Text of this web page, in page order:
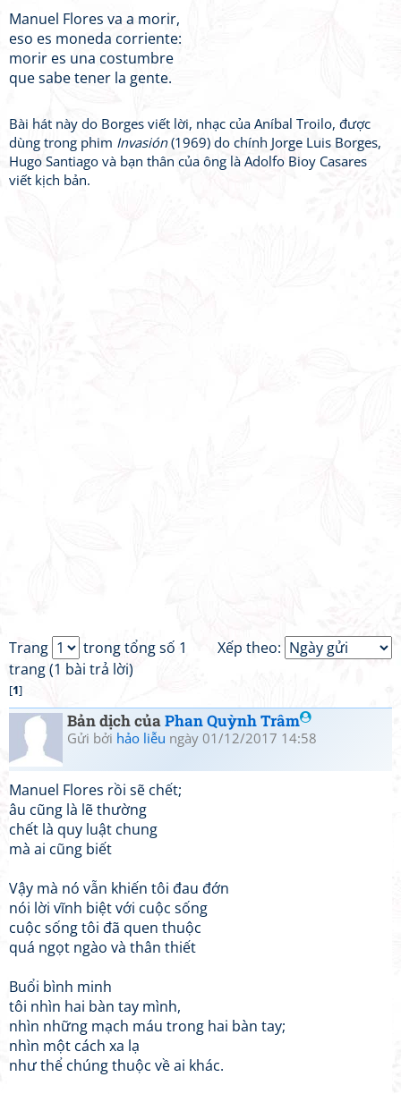
Manuel Flores va a morir,
eso es moneda corriente:
morir es una costumbre
que sabe tener la gente.
Bài hát này do Borges viết lời, nhạc của Aníbal Troilo, được
dùng trong phim Invasión(1969) do chính Jorge Luis Borges,
Hugo Santiago và bạn thân của ông là Adolfo Bioy Casares
viết kịch bản.
Xếp theo:
Trang
trong tổng số 1
trang (1 bài trả lời)
[1]
Bản dịch củaPhan Quỳnh Trâm
Gửi bởi hảo liễu ngày 01/12/2017 14:58
Manuel Flores rồi sẽ chết;
âu cũng là lẽ thường
chết là quy luật chung
mà ai cũng biết
Vậy mà nó vẫn khiến tôi đau đớn
nói lời vĩnh biệt với cuộc sống
cuộc sống tôi đã quen thuộc
quá ngọt ngào và thân thiết
Buổi bình minh
tôi nhìn hai bàn tay mình,
nhìn những mạch máu trong hai bàn tay;
nhìn một cách xa lạ
như thể chúng thuộc về ai khác.